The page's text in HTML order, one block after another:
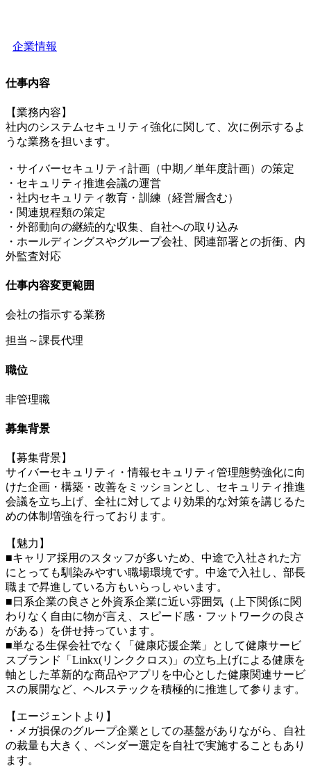
企業情報
仕事内容
【業務内容】
社内のシステムセキュリティ強化に関して、次に例示するよ
うな業務を担います。
・サイバーセキュリティ計画（中期／単年度計画）の策定
・セキュリティ推進会議の運営
・社内セキュリティ教育・訓練（経営層含む）
・関連規程類の策定
・外部動向の継続的な収集、自社への取り込み
・ホールディングスやグループ会社、関連部署との折衝、内
外監査対応
仕事内容変更範囲
会社の指示する業務
担当～課長代理
職位
非管理職
募集背景
【募集背景】
サイバーセキュリティ・情報セキュリティ管理態勢強化に向
けた企画・構築・改善をミッションとし、セキュリティ推進
会議を立ち上げ、全社に対してより効果的な対策を講じるた
めの体制増強を行っております。
【魅力】
■キャリア採用のスタッフが多いため、中途で入社された方
にとっても馴染みやすい職場環境です。中途で入社し、部長
職まで昇進している方もいらっしゃいます。
■日系企業の良さと外資系企業に近い雰囲気（上下関係に関
わりなく自由に物が言え、スピード感・フットワークの良さ
がある）を併せ持っています。
■単なる生保会社でなく「健康応援企業」として健康サービ
スブランド「Linkx(リンククロス)」の立ち上げによる健康を
軸とした革新的な商品やアプリを中心とした健康関連サービ
スの展開など、ヘルステックを積極的に推進して参ります。
【エージェントより】
・メガ損保のグループ企業としての基盤がありながら、自社
の裁量も大きく、ベンダー選定を自社で実施することもあり
ます。